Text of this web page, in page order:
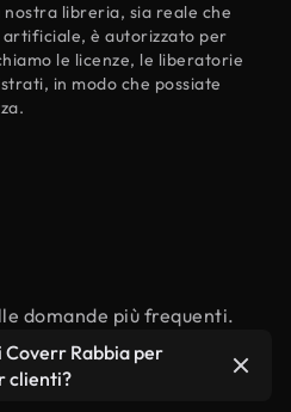
libreria, sia reale che
è autorizzato per
le licenze, le liberatorie
in modo che possiate
domande più frequenti.
Coverr Rabbia per
clienti?